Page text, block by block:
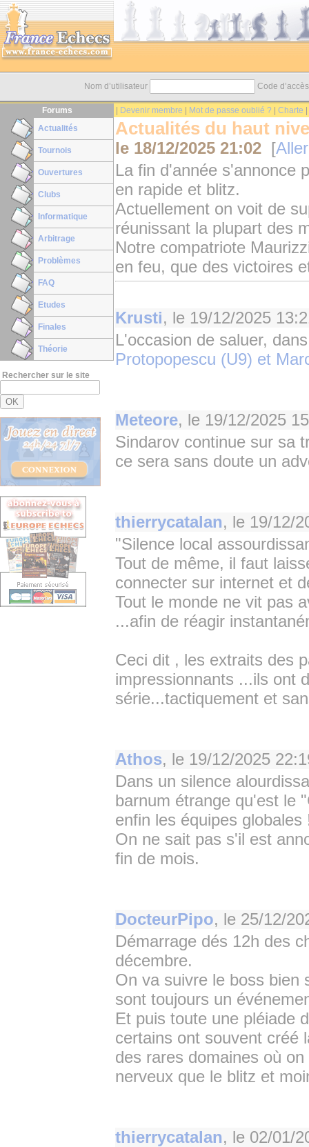
Nom d’utilisateur Code
Forums Devenir membre Mot de passe oublié ? Charte
Actualités
Tournois
Ouvertures
Clubs
Informatique
Arbitrage
Problèmes
FAQ
Etudes
Finales
Théorie
Rechercher sur le site
Actualités du haut
le 18/12/2025 21:02 [
La fin d'année s'annonce
en rapide et blitz.
Actuellement on voit de
réunissant la plupart des
Notre compatriote
en feu, que des victoires
Krusti, le 19/12/2025
L'occasion de saluer,
Protopopescu (U9) et
Meteore, le 19/12/2025
Sindarov continue sur sa
ce sera sans doute un
thierrycatalan, le 19/12/
"Silence local
Tout de même, il faut
connecter sur internet et
Tout le monde ne vit pas
...afin de réagir
Ceci dit , les extraits des
impressionnants ...ils ont
série...tactiquement et
Athos, le 19/12/2025
Dans un silence
barnum étrange qu'est le
enfin les équipes globales
On ne sait pas s'il est
fin de mois.
DocteurPipo, le 25/12/
Démarrage dés 12h des
décembre.
On va suivre le boss bien
sont toujours un
Et puis toute une pléiade
certains ont souvent créé
des rares domaines où
nerveux que le blitz et
thierrycatalan, le 02/01/